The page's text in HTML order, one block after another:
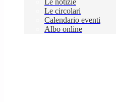
Le notizie
Le circolari
Calendario eventi
Albo online